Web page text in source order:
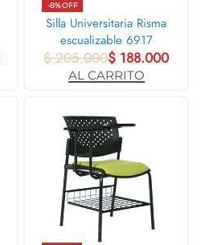
-8% OFF
Silla Universitaria Risma
escualizable 6917
$205.000$ 188.000
AL CARRITO